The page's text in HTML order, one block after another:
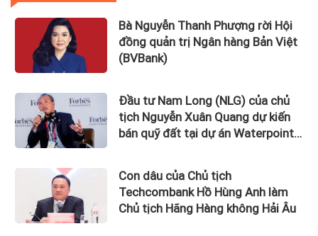
Bà Nguyễn Thanh Phượng rời Hội
đồng quản trị Ngân hàng Bản Việt
(BVBank)
Đầu tư Nam Long (NLG) của chủ
tịch Nguyễn Xuân Quang dự kiến
bán quỹ đất tại dự án Waterpoint,
Con dâu của Chủ tịch
Techcombank Hồ Hùng Anh làm
Chủ tịch Hãng Hàng không Hải Âu